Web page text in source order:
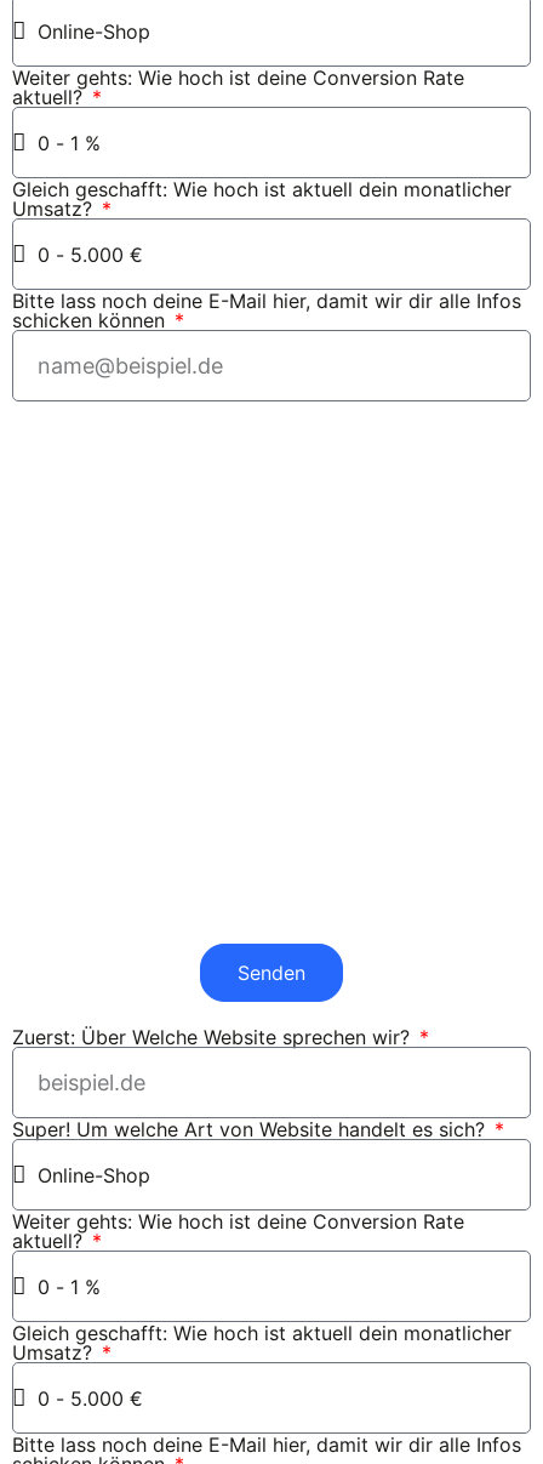
Weiter gehts: Wie hoch ist deine Conversion Rate
aktuell?
Gleich geschafft: Wie hoch ist aktuell dein monatlicher
Umsatz?
Bitte lass noch deine E-Mail hier, damit wir dir alle Infos
schicken können
Senden
Zuerst: Über Welche Website sprechen wir?
Super! Um welche Art von Website handelt es sich?
Weiter gehts: Wie hoch ist deine Conversion Rate
aktuell?
Gleich geschafft: Wie hoch ist aktuell dein monatlicher
Umsatz?
Bitte lass noch deine E-Mail hier, damit wir dir alle Infos